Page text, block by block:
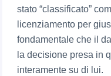
stato “classificato”
licenziamento per
fondamentale che il
la decisione presa in
interamente su di lui.